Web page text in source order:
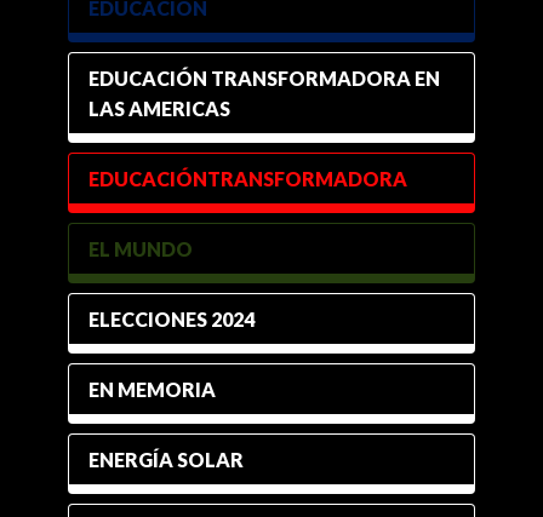
EDUCACIÓN
EDUCACIÓN TRANSFORMADORA EN
LAS AMERICAS
EDUCACIÓNTRANSFORMADORA
EL MUNDO
ELECCIONES 2024
EN MEMORIA
ENERGÍA SOLAR